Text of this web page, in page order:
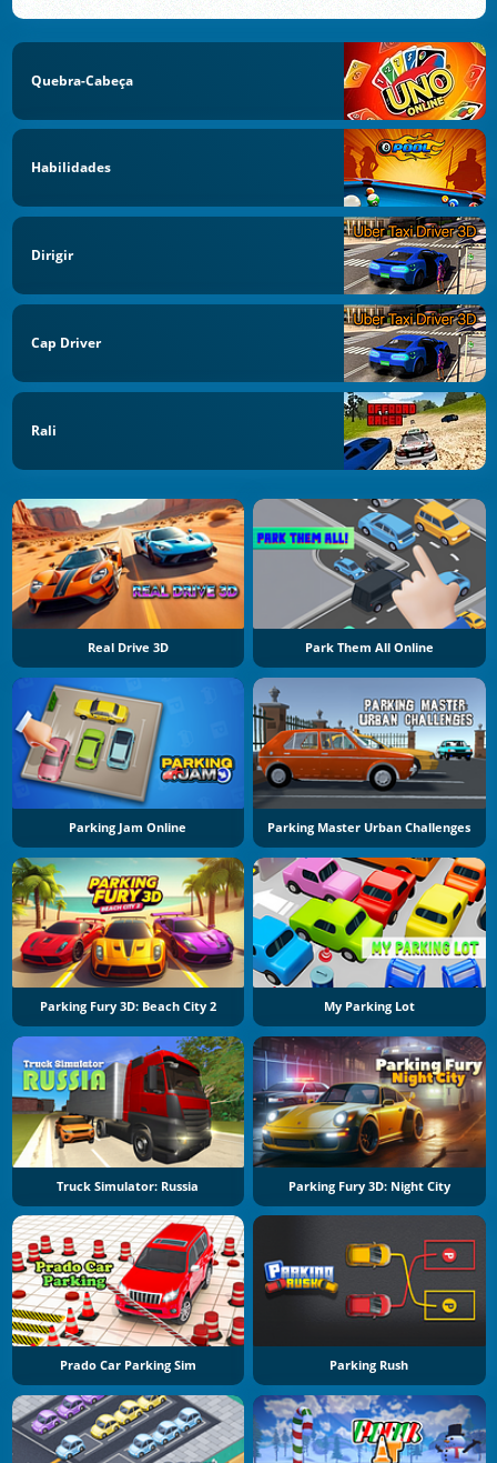
Quebra-Cabeça
Habilidades
Dirigir
Cap Driver
Rali
Real Drive 3D Park Them All Online
Parking Jam Online Parking Master Urban Challenges
Parking Fury 3D: Beach City 2 My Parking Lot
Truck Simulator: Russia Parking Fury 3D: Night City
Prado Car Parking Sim Parking Rush